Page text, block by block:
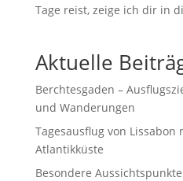
Tage reist, zeige ich dir in
Aktuelle
Berchtesgaden –
und Wanderungen
Tagesausflug von Lissabon
Atlantikküste
Besondere